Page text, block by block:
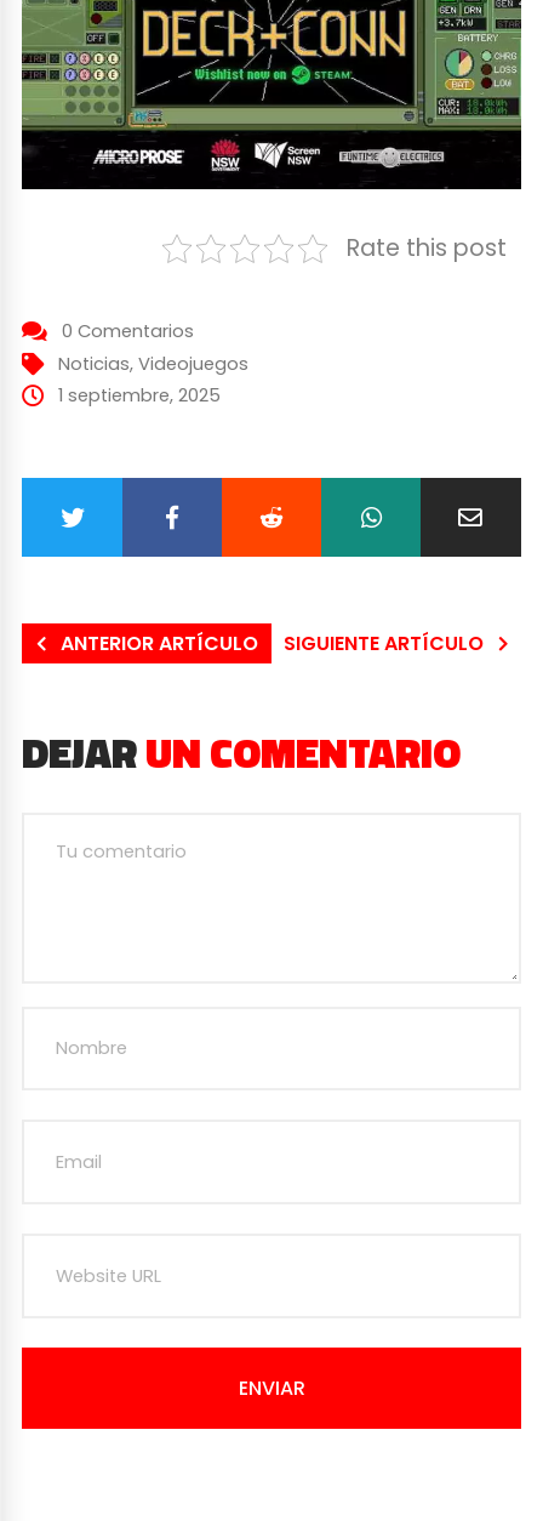
Rate this post
0 Comentarios
Noticias, Videojuegos
1 septiembre, 2025
ANTERIOR ARTÍCULO SIGUIENTE ARTÍCULO
DEJARUN COMENTARIO
ENVIAR